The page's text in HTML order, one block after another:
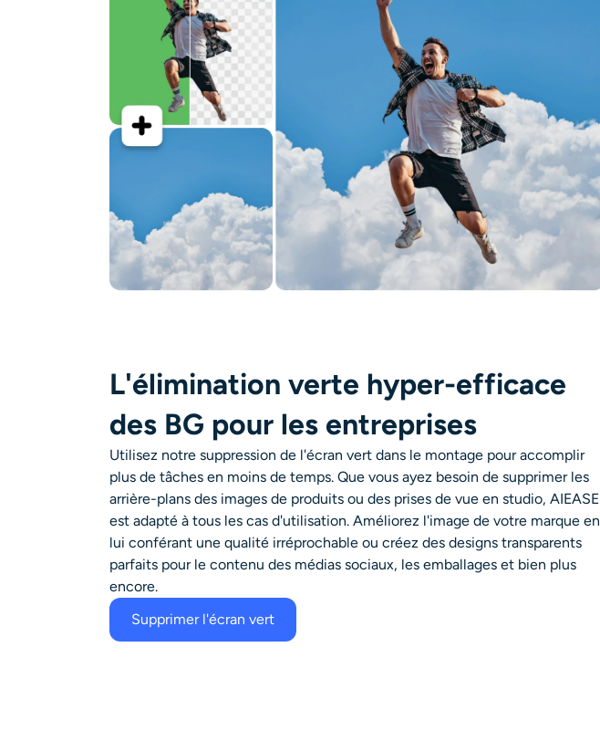
L'élimination verte hyper-efficace
des BG pour les entreprises
Utilisez notre suppression de l'écran vert dans le montage pour accomplir
plus de tâches en moins de temps. Que vous ayez besoin de supprimer les
arrière-plans des images de produits ou des prises de vue en studio, AIEASE
est adapté à tous les cas d'utilisation. Améliorez l'image de votre marque en
lui conférant une qualité irréprochable ou créez des designs transparents
parfaits pour le contenu des médias sociaux, les emballages et bien plus
encore.
Supprimer l'écran vert